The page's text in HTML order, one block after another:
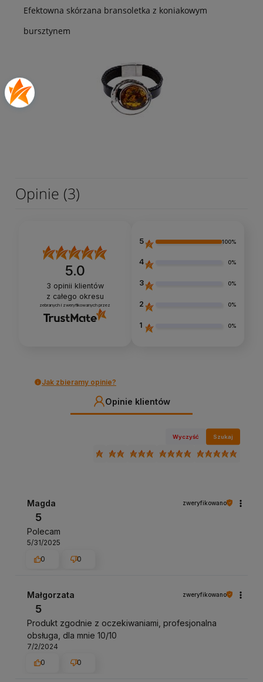
Efektowna skórzana bransoletka z koniakowym
bursztynem
Opinie (3)
5.0
3 opinii klientów
z całego okresu
zebranych i zweryfikowanych przez
5 100%
4 0%
3 0%
2 0%
1 0%
Jak zbieramy opinie?
Opinie klientów
Wyczyść Szukaj
Magda zweryfikowano
5
Polecam
5/31/2025
0
0
Małgorzata zweryfikowano
5
Produkt zgodnie z oczekiwaniami, profesjonalna
obsługa, dla mnie 10/10
7/2/2024
0
0